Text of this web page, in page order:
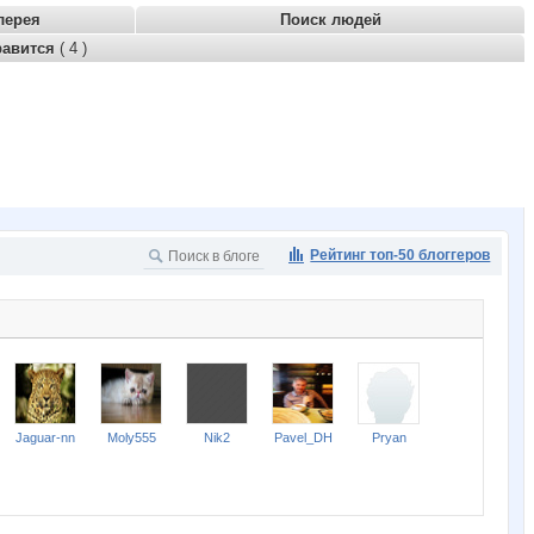
Поиск людей
( 4 )
Рейтинг топ-50 блоггеров
Jaguar-nn Moly555 Nik2 Pavel_DH Pryan